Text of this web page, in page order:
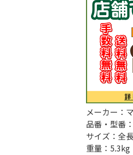
メーカー：
品番・型番
サイズ：全
重量：5.3kg